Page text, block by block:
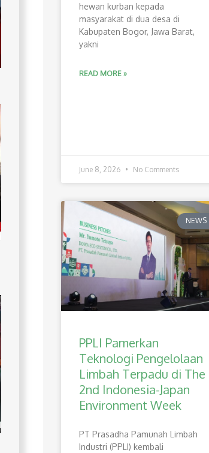
hewan kurban kepada
masyarakat di dua desa di
Kabupaten Bogor, Jawa Barat,
yakni
READ MORE »
June 8, 2026 No Comments
NEWS
PPLI Pamerkan
Teknologi Pengelolaan
Limbah Terpadu di The
2nd Indonesia-Japan
Environment Week
PT Prasadha Pamunah Limbah
Industri (PPLI) kembali